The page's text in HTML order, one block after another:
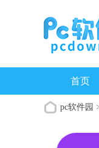
首页
pc软件园